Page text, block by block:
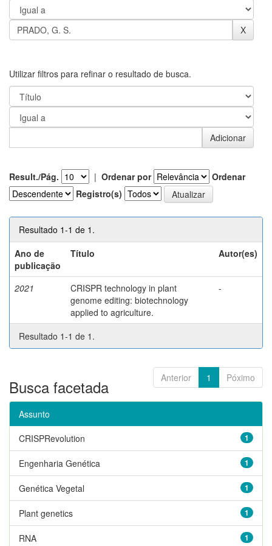
Utilizar filtros para refinar o resultado de busca.
Result./Pág. | Ordenar por
Ordenar
Registro(s)
Resultado 1-1 de 1.
Ano de
publicação
Título Autor(es)
2021
CRISPR technology in plant
genome editing: biotechnology
applied to agriculture.
-
Resultado 1-1 de 1.
Anterior 1 Póximo
Busca facetada
Assunto
1
CRISPRevolution
1
Engenharia Genética
1
Genética Vegetal
1
Plant genetics
1
RNA